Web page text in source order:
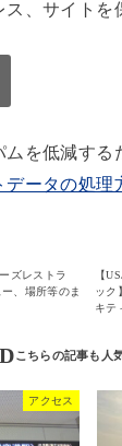
、サイトを
を低減する
データの処
ズレストラ
、場所等のま
【
ック
キテ
アクセス